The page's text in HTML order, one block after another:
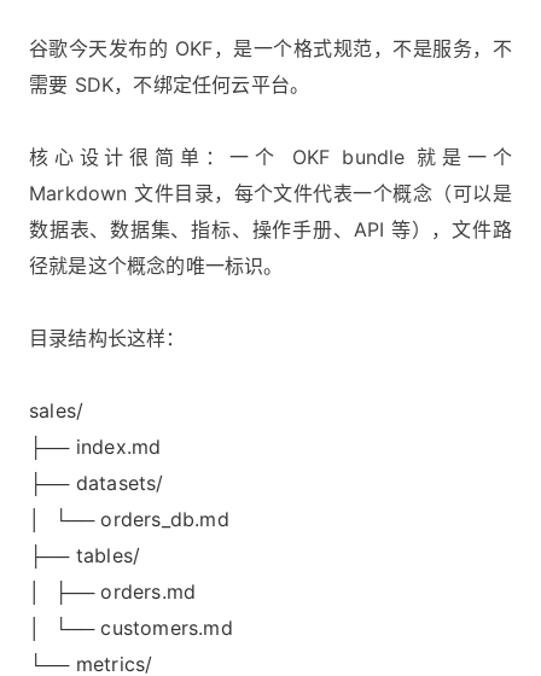
谷歌今天发布的 OKF，是一个格式规范，不是服务，不
需要 SDK，不绑定任何云平台。
核心设计很简单：一个 OKF bundle 就是一个
Markdown 文件目录，每个文件代表一个概念（可以是
数据表、数据集、指标、操作手册、API 等），文件路
径就是这个概念的唯一标识。
目录结构长这样：
sales/
├── index.md
├── datasets/
│ └── orders_db.md
├── tables/
│ ├── orders.md
│ └── customers.md
└── metrics/